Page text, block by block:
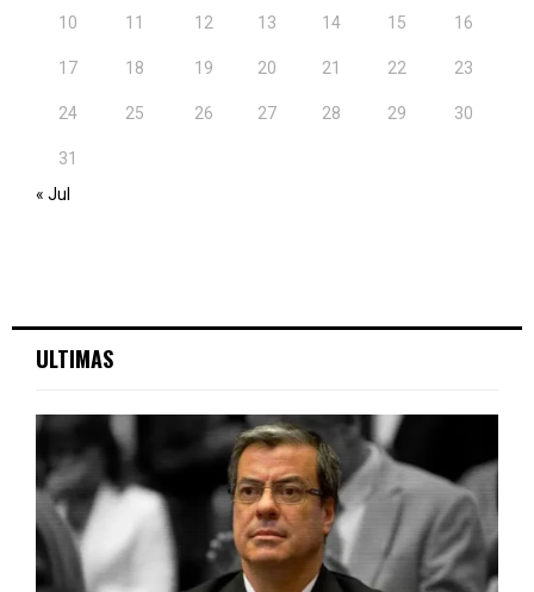
10 11 12 13 14 15 16
17 18 19 20 21 22 23
24 25 26 27 28 29 30
31
« Jul
ULTIMAS